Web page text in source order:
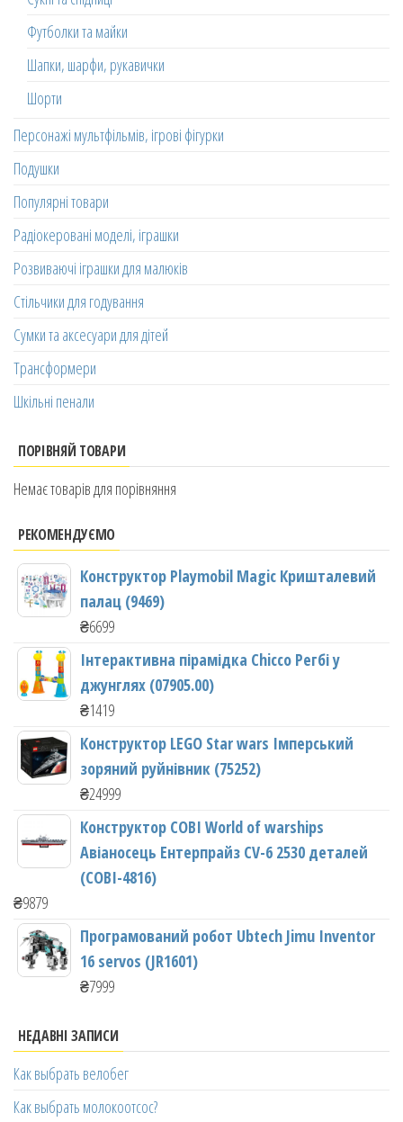
Футболки та майки
Шапки, шарфи, рукавички
Шорти
Персонажі мультфільмів, ігрові фігурки
Подушки
Популярні товари
Радіокеровані моделі, іграшки
Розвиваючі іграшки для малюків
Стільчики для годування
Сумки та аксесуари для дітей
Трансформери
Шкільні пенали
ПОРІВНЯЙ ТОВАРИ
Немає товарів для порівняння
РЕКОМЕНДУЄМО
Конструктор Playmobil Magic Кришталевий
палац (9469)
₴6699
Інтерактивна пірамідка Chicco Регбі у
джунглях (07905.00)
₴1419
Конструктор LEGO Star wars Імперський
зоряний руйнівник (75252)
₴24999
Конструктор COBI World of warships
Авіаносець Ентерпрайз CV-6 2530 деталей
(COBI-4816)
₴9879
Програмований робот Ubtech Jimu Inventor
16 servos (JR1601)
₴7999
НЕДАВНІ ЗАПИСИ
Как выбрать велобег
Как выбрать молокоотсос?